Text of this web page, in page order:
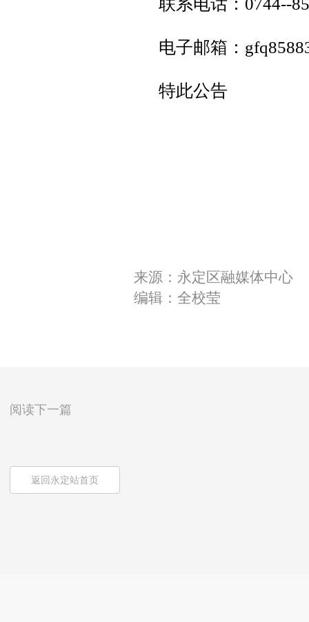
联系电话：0744--
电子邮箱：
特此公告
来源：永定区融媒体中心
编辑：全校莹
阅读下一篇
返回永定站首页